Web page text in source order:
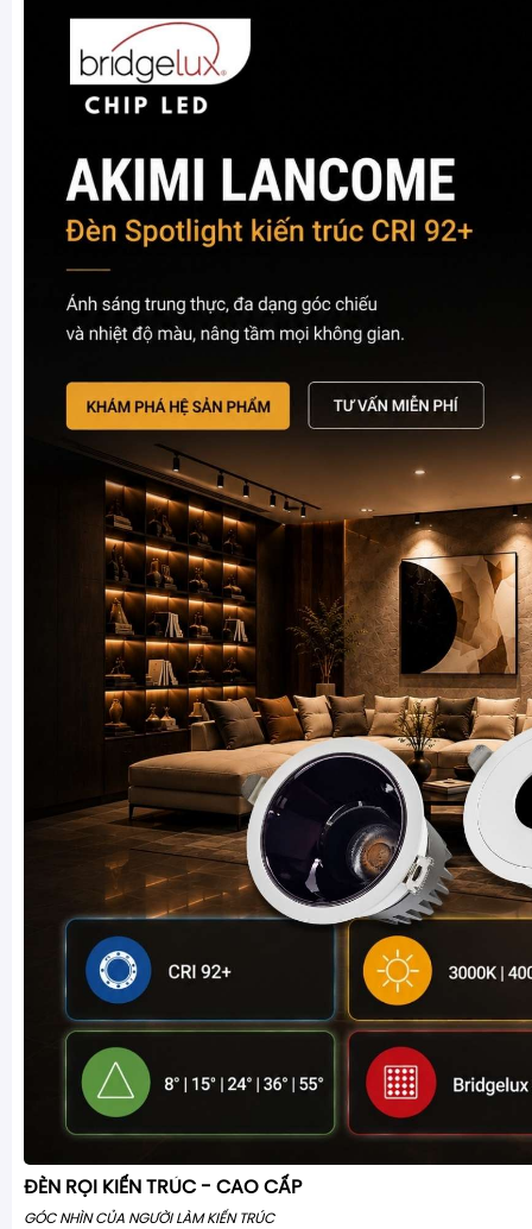
ĐÈN RỌI KIẾN TRÚC - CAO CẤP
GÓC NHÌN CỦA NGƯỜI LÀM KIẾN TRÚC